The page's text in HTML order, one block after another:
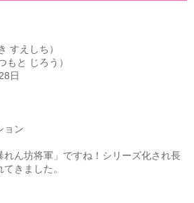
すえしち）
もと じろう）
日
ョン
ん坊将軍」ですね！シリーズ化され長
きました。